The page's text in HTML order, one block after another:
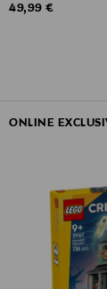
Original Price
49,99 €
ONLINE